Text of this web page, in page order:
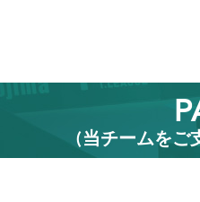
(当チームをご